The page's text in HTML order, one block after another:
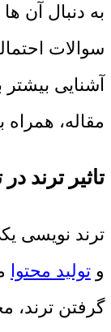
به دنبال آن
سوالات
آشنایی بیشتر
مقاله، همراه
تاثیر ترند در
ترند نویسی
و تولید محتوا
گرفتن ترند،